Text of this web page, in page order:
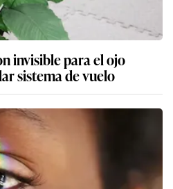
invisible para el ojo
sistema de vuelo